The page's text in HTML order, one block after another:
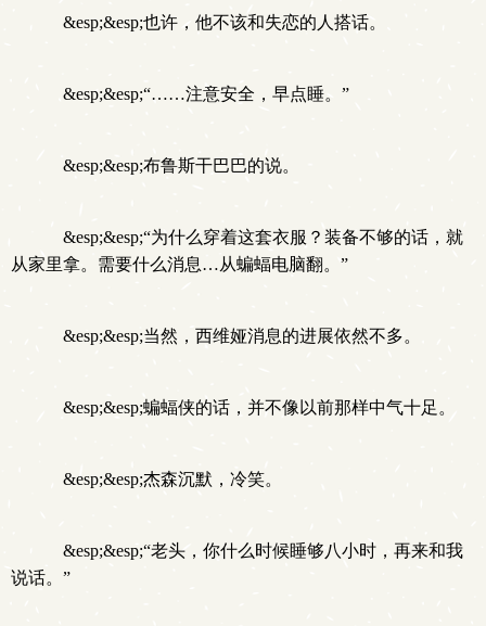
&esp;&esp;也许，他不该和失恋的人搭话。
&esp;&esp;“……注意安全，早点睡。”
&esp;&esp;布鲁斯干巴巴的说。
&esp;&esp;“为什么穿着这套衣服？装备不够的话，就
从家里拿。需要什么消息…从蝙蝠电脑翻。”
&esp;&esp;当然，西维娅消息的进展依然不多。
&esp;&esp;蝙蝠侠的话，并不像以前那样中气十足。
&esp;&esp;杰森沉默，冷笑。
&esp;&esp;“老头，你什么时候睡够八小时，再来和我
说话。”